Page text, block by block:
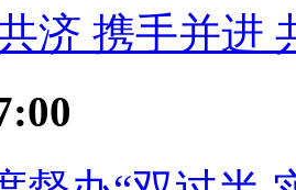
济 携手并进